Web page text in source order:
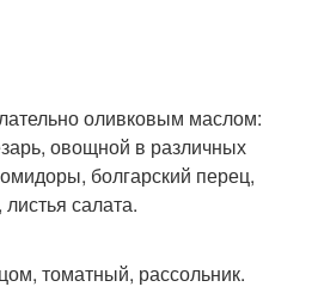
оливковым маслом:
овощной в различных
болгарский перец,
салата.
томатный, рассольник.